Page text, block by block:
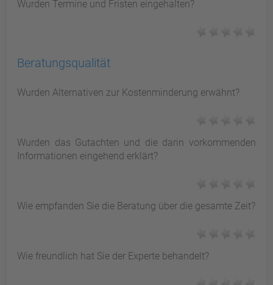
Wurden Termine und Fristen eingehalten?
Beratungsqualität
Wurden Alternativen zur Kostenminderung erwähnt?
Wurden das Gutachten und die darin vorkommenden
Informationen eingehend erklärt?
Wie empfanden Sie die Beratung über die gesamte Zeit?
Wie freundlich hat Sie der Experte behandelt?